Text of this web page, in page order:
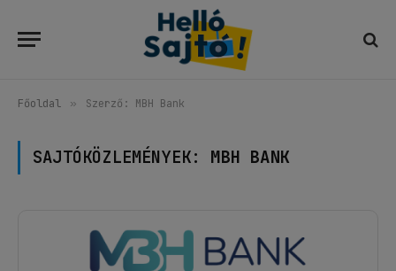
Főoldal » Szerző: MBH Bank
SAJTÓKÖZLEMÉNYEK: MBH BANK